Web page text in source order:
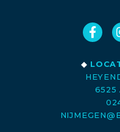
◆
6525